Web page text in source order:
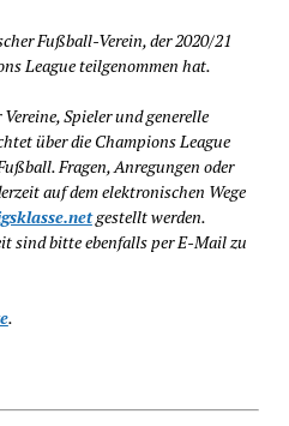
Fußball-Verein, der 2020/21
League teilgenommen hat.
Spieler und generelle
über die Champions League
Fragen, Anregungen oder
auf dem elektronischen Wege
gestellt werden.
sind bitte ebenfalls per E-Mail zu
.